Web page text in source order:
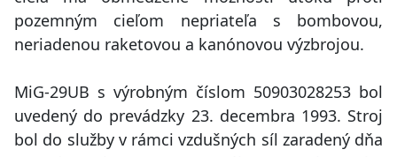
pozemným cieľom nepriateľa s bombovou,
neriadenou raketovou a kanónovou výzbrojou.
MiG-29UB s výrobným číslom 50903028253 bol
uvedený do prevádzky 23. decembra 1993. Stroj
bol do služby v rámci vzdušných síl zaradený dňa